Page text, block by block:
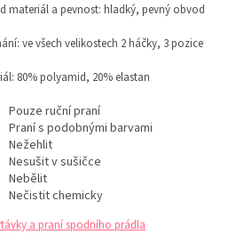
materiál a pevnost: hladký, pevný obvod
ve všech velikostech 2 háčky, 3 pozice
80% polyamid, 20% elastan
Pouze ruční praní
Praní s podobnými barvami
Nežehlit
Nesušit v sušičce
Nebělit
Nečistit chemicky
a praní spodního prádla